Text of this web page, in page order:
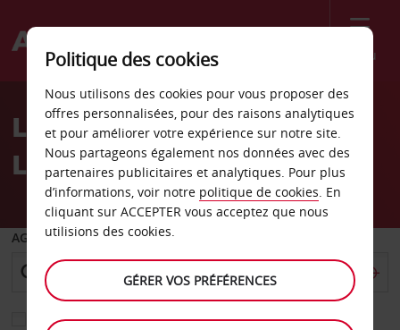
Menu
Welcome
AvisLocation de voiture San
Luis
AGENCE DE DÉPART
Sélectionnez une autre agence de retour
Politique des cookies
Nous utilisons des cookies pour vous proposer des
offres personnalisées, pour des raisons analytiques
et pour améliorer votre expérience sur notre site.
Nous partageons également nos données avec des
partenaires publicitaires et analytiques. Pour plus
d’informations, voir notre politique de cookies. En
cliquant sur ACCEPTER vous acceptez que nous
utilisions des cookies.
GÉRER VOS PRÉFÉRENCES